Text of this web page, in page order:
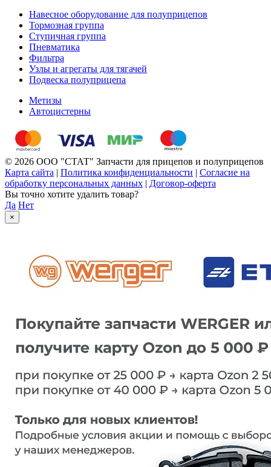
Навесное оборудование для полуприцепов
Тормозная группа
Ступичная группа
Пневматика
Фильтра
Узлы и агрегаты для тягачей
Подвеска полуприцепа
Метизы
Автоцистерны
© 2026 ООО "СТАТ" Запчасти для прицепов и полуприцепов
Карта сайта | Политика конфиденциальности | Согласие на
обработку персональных данных | Договор-оферта
Вы точно хотите удалить товар?
Да Нет
×